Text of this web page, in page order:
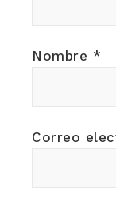
Nombre *
Correo